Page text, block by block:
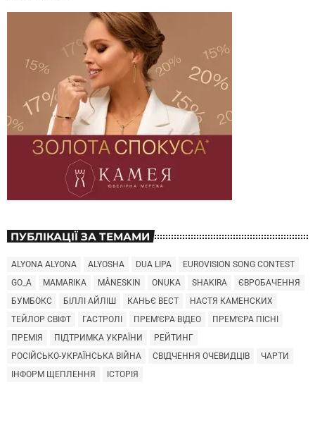
ПУБЛІКАЦІЇ ЗА ТЕМАМИ
ALYONA ALYONA ALYOSHA DUA LIPA
EUROVISION SONG CONTEST
GO_A
MAMARIKA MÅNESKIN ONUKA SHAKIRA
ЄВРОБАЧЕННЯ
БУМБОКС
БІЛЛІ АЙЛІШ КАНЬЄ ВЕСТ
НАСТЯ КАМЕНСКИХ
ТЕЙЛОР СВІФТ
ГАСТРОЛІ ПРЕМ'ЄРА ВІДЕО
ПРЕМ'ЄРА ПІСНІ
ПРЕМІЯ
ПІДТРИМКА УКРАЇНИ
РЕЙТИНГ
РОСІЙСЬКО-УКРАЇНСЬКА ВІЙНА
СВІДЧЕННЯ ОЧЕВИДЦІВ
ЧАРТИ
ІНФОРМ ЩЕПЛЕННЯ
ІСТОРІЯ